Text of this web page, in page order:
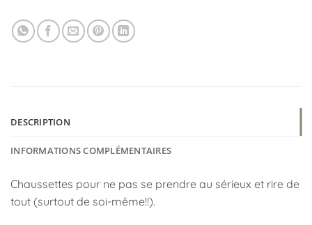
DESCRIPTION
INFORMATIONS COMPLÉMENTAIRES
Chaussettes pour ne pas se prendre au sérieux et rire de
tout (surtout de soi-même!!).